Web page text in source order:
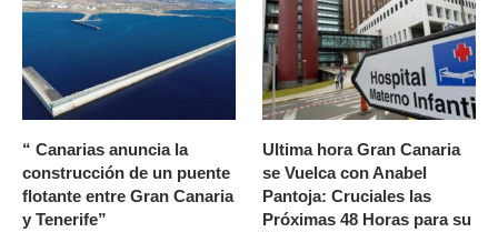
“ Canarias anuncia la
construcción de un puente
flotante entre Gran Canaria
y Tenerife”
Ultima hora Gran Canaria
se Vuelca con Anabel
Pantoja: Cruciales las
Próximas 48 Horas para su